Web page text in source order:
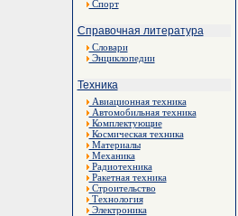
Спорт
Справочная литература
Словари
Энциклопедии
Техника
Авиационная техника
Автомобильная техника
Комплектующие
Космическая техника
Материалы
Механика
Радиотехника
Ракетная техника
Строительство
Технология
Электроника